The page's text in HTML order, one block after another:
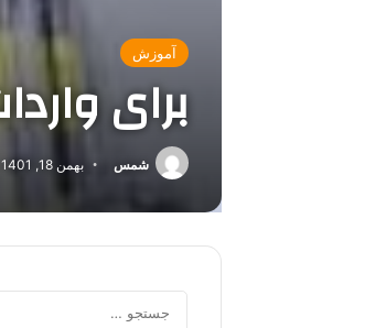
آموزش
برای
شمس بهمن 18, 1401